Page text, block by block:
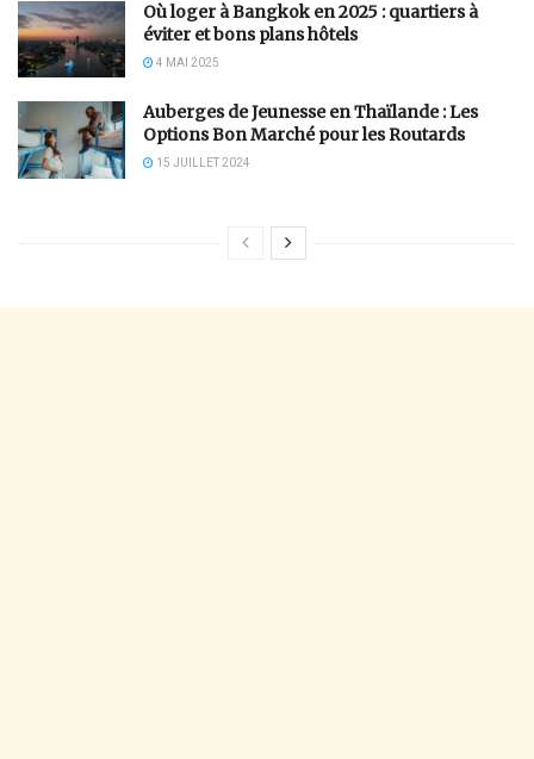
Où loger à Bangkok en 2025 : quartiers à
éviter et bons plans hôtels
4 MAI 2025
Auberges de Jeunesse en Thaïlande : Les
Options Bon Marché pour les Routards
15 JUILLET 2024